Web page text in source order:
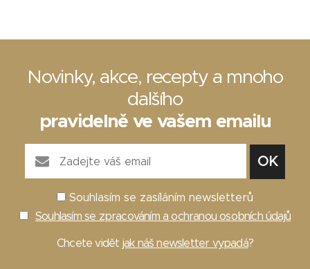
Novinky, akce, recepty a mnoho
dalšího
pravidelně ve vašem emailu
Souhlasím se zasíláním newsletterů
Souhlasím se zpracováním a ochranou osobních údajů
Chcete vidět jak náš newsletter vypadá?